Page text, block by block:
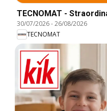
TECNOMAT -
30/07/2026-26/08/2026
TECNOMAT